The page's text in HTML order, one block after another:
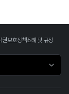
권보호정책조례 및 규정